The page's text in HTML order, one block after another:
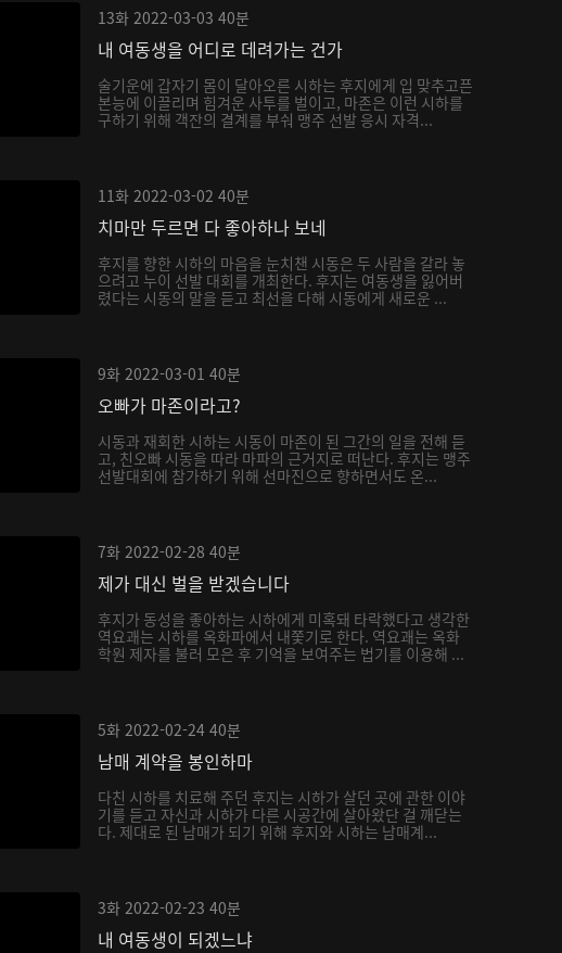
13화 2022-03-03 40분
내 여동생을 어디로 데려가는 건가
술기운에 갑자기 몸이 달아오른 시하는 후지에게 입 맞추고픈
본능에 이끌리며 힘겨운 사투를 벌이고, 마존은 이런 시하를
구하기 위해 객잔의 결계를 부숴 맹주 선발 응시 자격...
11화 2022-03-02 40분
치마만 두르면 다 좋아하나 보네
후지를 향한 시하의 마음을 눈치챈 시동은 두 사람을 갈라 놓
으려고 누이 선발 대회를 개최한다. 후지는 여동생을 잃어버
렸다는 시동의 말을 듣고 최선을 다해 시동에게 새로운 ...
9화 2022-03-01 40분
오빠가 마존이라고?
시동과 재회한 시하는 시동이 마존이 된 그간의 일을 전해 듣
고, 친오빠 시동을 따라 마파의 근거지로 떠난다. 후지는 맹주
선발대회에 참가하기 위해 선마진으로 향하면서도 온...
7화 2022-02-28 40분
제가 대신 벌을 받겠습니다
후지가 동성을 좋아하는 시하에게 미혹돼 타락했다고 생각한
역요괘는 시하를 옥화파에서 내쫓기로 한다. 역요괘는 옥화
학원 제자를 불러 모은 후 기억을 보여주는 법기를 이용해 ...
5화 2022-02-24 40분
남매 계약을 봉인하마
다친 시하를 치료해 주던 후지는 시하가 살던 곳에 관한 이야
기를 듣고 자신과 시하가 다른 시공간에 살아왔단 걸 깨닫는
다. 제대로 된 남매가 되기 위해 후지와 시하는 남매계...
3화 2022-02-23 40분
내 여동생이 되겠느냐